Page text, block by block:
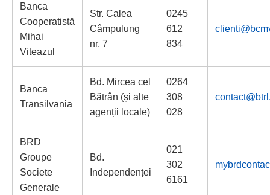
Banca
Cooperatistă
Mihai
Viteazul
Str. Calea
Câmpulung
nr. 7
0245
612
834
Banca
Transilvania
Bd. Mircea cel
Bătrân (și alte
agenții locale)
0264
308
028
BRD
Groupe
Societe
Generale
Bd.
Independenței
021
302
6161